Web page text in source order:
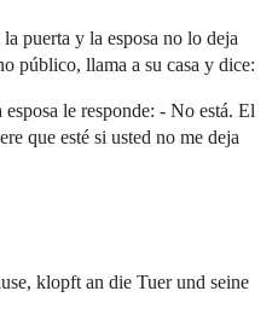
puerta y la esposa no lo deja
público, llama a su casa y dice:
le responde: - No está. El
que esté si usted no me deja
klopft an die Tuer und seine